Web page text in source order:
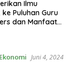
Ilmu
Puluhan Guru
dan Manfaat
Ekonomi Juni 4, 2024